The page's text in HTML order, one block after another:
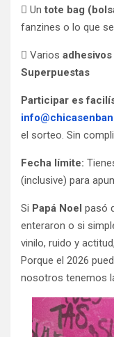
 Untote bag
fanzines o lo que
 Varios adhesivos
Superpuestas
Participar es
el sorteo. Sin
Fecha límite:
(inclusive) para
Si Papá Noel pasó
enteraron o si
vinilo, ruido y
Porque el 2026
nosotros tenemos